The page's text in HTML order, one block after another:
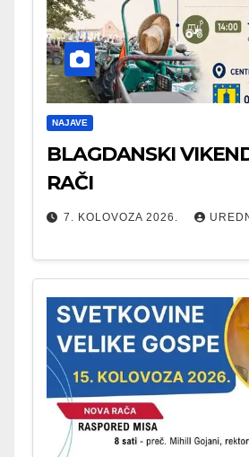
NAJAVE
BLAGDANSKI
RAČI
7. KOLOVOZA 2026.